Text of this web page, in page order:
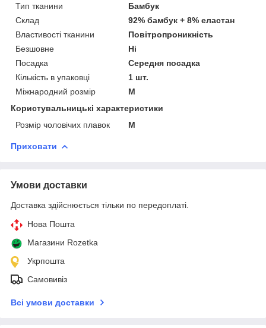
Тип тканини
Бамбук
Склад
92% бамбук + 8% еластан
Властивості тканини
Повітропроникність
Безшовне
Ні
Посадка
Середня посадка
Кількість в упаковці
1 шт.
Міжнародний розмір
M
Користувальницькі характеристики
Розмір чоловічих плавок
M
Приховати
Умови доставки
Доставка здійснюється тільки по передоплаті.
Нова Пошта
Магазини Rozetka
Укрпошта
Самовивіз
Всі умови доставки